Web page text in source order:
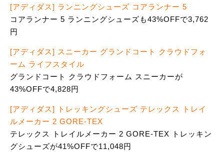
[アディダス] ランニングシューズ コアランナー 5
コアランナー 5 ランニングシューズも43%OFFで3,762
円
[アディダス] スニーカー グランドコート クラウドフォ
ーム ライフスタイル
グランドコート クラウドフォーム スニーカーが
43%OFFで4,828円
[アディダス] トレッキングシューズ テレックス トレイ
ルメーカー 2 GORE-TEX
テレックス トレイルメーカー 2 GORE-TEX トレッキン
グシューズが41%OFFで11,048円